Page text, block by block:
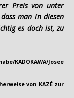
Preis von unter
man in diesen
es doch ist, zu
Josee
von KAZÉ zur